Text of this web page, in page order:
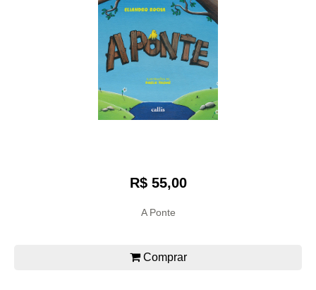
R$ 55,00
A Ponte
Comprar